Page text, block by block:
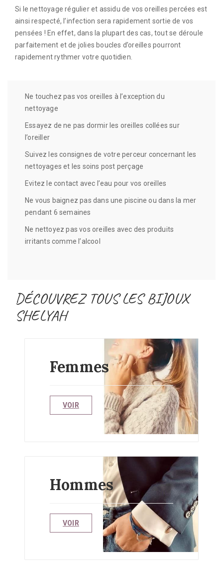
Si le nettoyage régulier et assidu de vos oreilles percées est
ainsi respecté, l’infection sera rapidement sortie de vos
pensées ! En effet, dans la plupart des cas, tout se déroule
parfaitement et de jolies boucles d’oreilles pourront
rapidement rythmer votre quotidien.
Ne touchez pas vos oreilles à l’exception du
nettoyage
Essayez de ne pas dormir les oreilles collées sur
l’oreiller
Suivez les consignes de votre perceur concernant les
nettoyages et les soins post perçage
Evitez le contact avec l’eau pour vos oreilles
Ne vous baignez pas dans une piscine ou dans la mer
pendant 6 semaines
Ne nettoyez pas vos oreilles avec des produits
irritants comme l’alcool
DÉCOUVREZ TOUS LES BIJOUX
SHELYAH
Femmes
VOIR
Hommes
VOIR